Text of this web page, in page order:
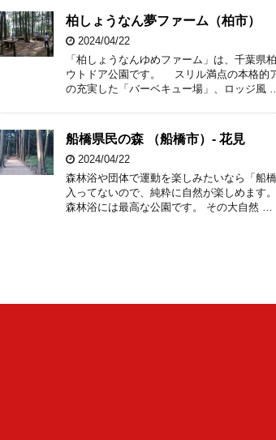
柏しょうなん夢ファーム（柏市）
2024/04/22
「柏しょうなんゆめファーム」は、千葉県
ウトドア公園です。 スリル満点の本格的
の充実した「バーベキュー場」、ロッジ風
船橋県民の森 （船橋市）- 花見
2024/04/22
森林浴や団体で運動を楽しみたいなら「船
入ってないので、純粋に自然が楽しめます
森林浴には最高な公園です。 その大自然 …